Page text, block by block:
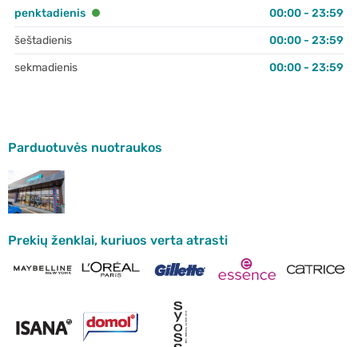
penktadienis
00:00 - 23:59
šeštadienis
00:00 - 23:59
sekmadienis
00:00 - 23:59
Parduotuvės nuotraukos
Prekių ženklai, kuriuos verta atrasti